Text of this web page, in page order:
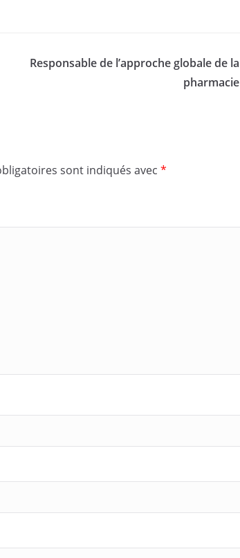
Responsable de l’approche globale de la
pharmacie
sont indiqués avec *